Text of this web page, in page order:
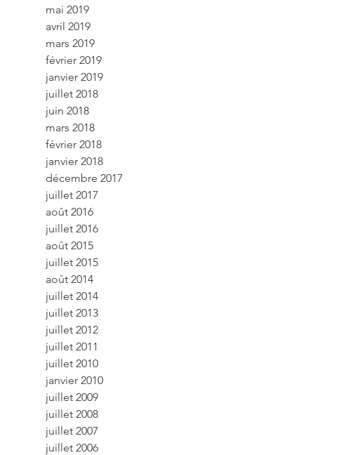
mai 2019
avril 2019
mars 2019
février 2019
janvier 2019
juillet 2018
juin 2018
mars 2018
février 2018
janvier 2018
décembre 2017
juillet 2017
août 2016
juillet 2016
août 2015
juillet 2015
août 2014
juillet 2014
juillet 2013
juillet 2012
juillet 2011
juillet 2010
janvier 2010
juillet 2009
juillet 2008
juillet 2007
juillet 2006